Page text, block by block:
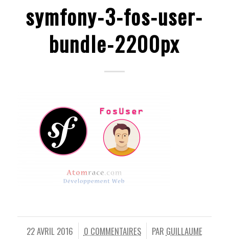
symfony-3-fos-user-
bundle-2200px
22 AVRIL 2016
/ 0 COMMENTAIRES
/ PAR GUILLAUME